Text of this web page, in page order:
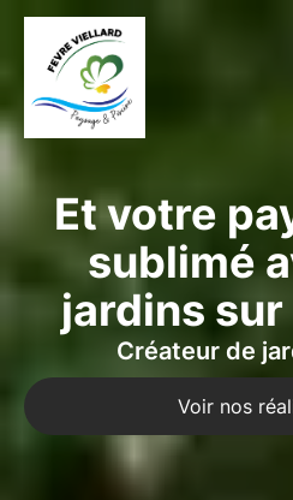
Créateur de
Voir nos
Et votre
sublimé
jardins sur